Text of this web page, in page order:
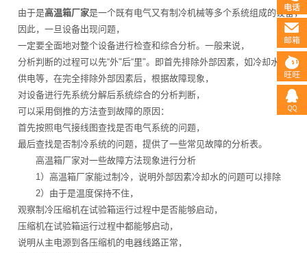
由于是高温箱厂家是一个既有电气又有制冷机械等多个系统组成的设备，
因此，一旦设备出现问题，
一定要全面地对整个设备进行检查和综合分析。一般来说，
分析判断的过程可以先“外"后“里"。即首先排除外部因素，如冷却水、
供电等，在完全排除外部因素后，根据故障现象，
对设备进行先系统分解后系统综合的分析判断，
可以采用倒推的方法查到故障的原因：
首先按照电气接线图查找是否电气系统的问题，
最后查找是否制冷系统的问题，提供了一些常见故障的分析表。
高温箱厂家对一些故障方法现象进行分析
1）高温箱厂家能过制冷，说明外部因素冷却水的问题可以排除
2）由于是温度保持不住，
观察制冷压缩机在试验箱运行过程中是否能够启动，
压缩机在试验箱运行过程中都能够启动，
说明从主电源到各压缩机的电器线路正常，